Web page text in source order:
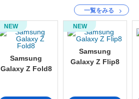
一覧をみる
NEW
Samsung
Galaxy Z Fold8
NEW
Samsung
Galaxy Z Flip8